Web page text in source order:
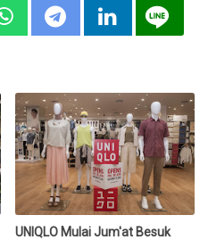
UNIQLO Mulai Jum'at Besuk